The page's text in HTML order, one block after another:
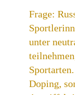
Frage:
unter
Doping,